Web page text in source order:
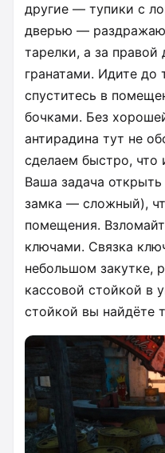
другие — тупики с
дверью —
тарелки, а за
гранатами. Идите до
спуститесь в
бочками. Без
антирадина тут не
сделаем быстро, что
Ваша задача
замка — сложный),
помещения.
ключами. Связка
небольшом закутке,
кассовой стойкой в
стойкой вы найдёте